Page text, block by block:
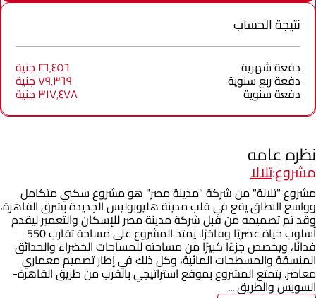
نتيجة الحساب
دفعة شهرية ٢٦٬٤٥٦ جنية
دفعة ربع سنوية ٧٩٬٣٦٩ جنية
دفعة سنوية ٣١٧٬٤٧٨ جنية
نظره عامه
مشروع:تلالا
مشروع "تلالة" من شركة "مدينة مصر" هو مشروع سكني متكامل
وواسع النطاق يقع في قلب مدينة هليوبوليس الجديدة بشرق القاهرة،
وقد تم تصميمه من قبل شركة مدينة مصر للإسكان والتعمير ليقدم
أسلوب حياة عصريًا وفاخرًا. يمتد المشروع على مساحة تقارب 550
فدانًا، ويخصص جزءًا كبيرًا من مساحته للمساحات الخضراء والحدائق
المنسقة والمسطحات المائية، وكل ذلك في إطار تصميم معماري
معاصر. يتمتع المشروع بموقع استراتيجي بالقرب من طريق القاهرة-
السويس والطريق ...